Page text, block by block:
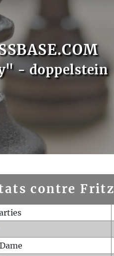
- doppelstein
contre Fritz